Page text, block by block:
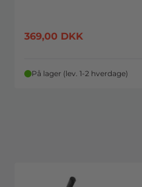
369,00 DKK
På lager (lev. 1-2 hverdage)